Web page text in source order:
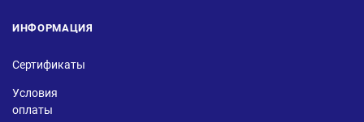
ИНФОРМАЦИЯ
Сертификаты
Условия
оплаты